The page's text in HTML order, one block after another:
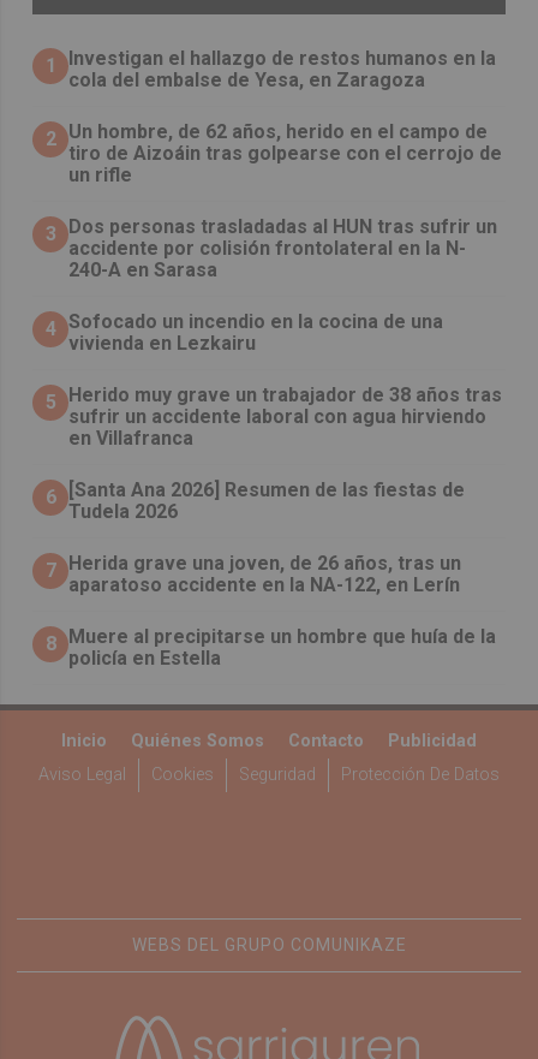
1
Investigan el hallazgo de restos humanos en la
cola del embalse de Yesa, en Zaragoza
2 Un hombre, de 62 años, herido en el campo de
tiro de Aizoáin tras golpearse con el cerrojo de
un rifle
3
​Dos personas trasladadas al HUN tras sufrir un
accidente por colisión frontolateral en la N-
240-A en Sarasa
4 Sofocado un incendio en la cocina de una
vivienda en Lezkairu
5
Herido muy grave un trabajador de 38 años tras
sufrir un accidente laboral con agua hirviendo
en Villafranca
6
[Santa Ana 2026] Resumen de las fiestas de
Tudela 2026
7
Herida grave una joven, de 26 años, tras un
aparatoso accidente en la NA-122, en Lerín
8
Muere al precipitarse un hombre que huía de la
policía en Estella
Inicio Quiénes Somos Contacto
Publicidad
Aviso Legal
Cookies Seguridad Protección De Datos
WEBS DEL GRUPO COMUNIKAZE